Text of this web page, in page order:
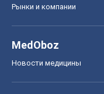
Рынки и компании
MedOboz
Новости медицины